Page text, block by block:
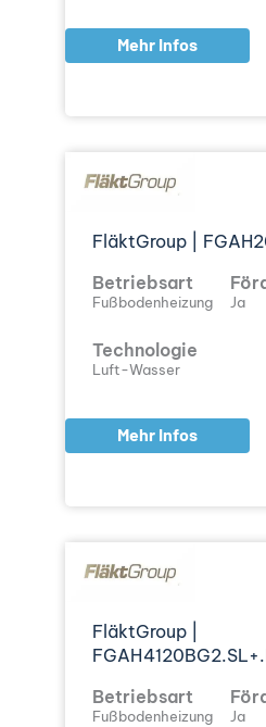
Mehr Infos
FläktGroup |
Betriebsart
Fußbodenheizung Ja
Technologie
Luft-Wasser
Mehr Infos
FläktGroup |
Betriebsart
Fußbodenheizung Ja